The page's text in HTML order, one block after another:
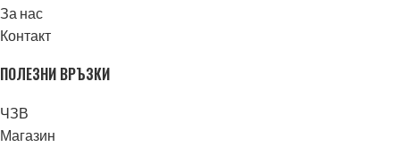
За нас
Контакт
ПОЛЕЗНИ ВРЪЗКИ
ЧЗВ
Магазин